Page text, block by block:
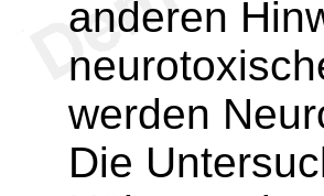
anderen
werden
Die